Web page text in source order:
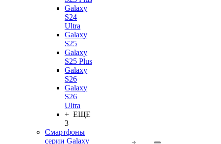
Galaxy
S24
Ultra
Galaxy
S25
Galaxy
S25 Plus
Galaxy
S26
Galaxy
S26
Ultra
+ ЕЩЕ
3
Смартфоны
серии Galaxy